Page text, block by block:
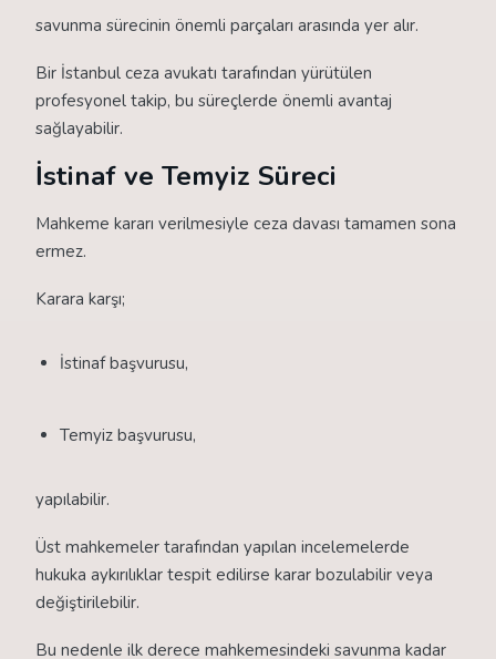
savunma sürecinin önemli parçaları arasında yer alır.
Bir İstanbul ceza avukatı tarafından yürütülen
profesyonel takip, bu süreçlerde önemli avantaj
sağlayabilir.
İstinaf ve Temyiz Süreci
Mahkeme kararı verilmesiyle ceza davası tamamen sona
ermez.
Karara karşı;
İstinaf başvurusu,
Temyiz başvurusu,
yapılabilir.
Üst mahkemeler tarafından yapılan incelemelerde
hukuka aykırılıklar tespit edilirse karar bozulabilir veya
değiştirilebilir.
Bu nedenle ilk derece mahkemesindeki savunma kadar